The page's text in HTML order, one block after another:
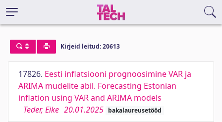
Kirjeid leitud: 20613
17826. Eesti inflatsiooni prognoosimine VAR ja
ARIMA mudelite abil. Forecasting Estonian
inflation using VAR and ARIMA models
Teder, Eike 20.01.2025 bakalaureusetööd